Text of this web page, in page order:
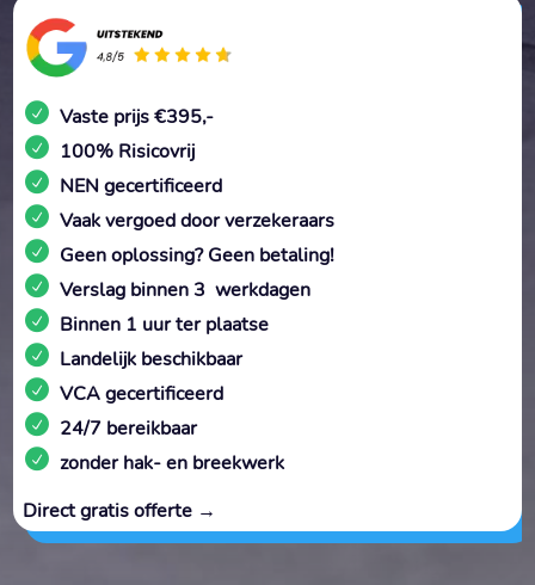
Vaste prijs €395,-
100% Risicovrij
NEN gecertificeerd
Vaak vergoed door verzekeraars
Geen oplossing? Geen betaling!
Verslag binnen 3 werkdagen
Binnen 1 uur ter plaatse
Landelijk beschikbaar
VCA gecertificeerd
24/7 bereikbaar
zonder hak- en breekwerk
Direct gratis offerte →